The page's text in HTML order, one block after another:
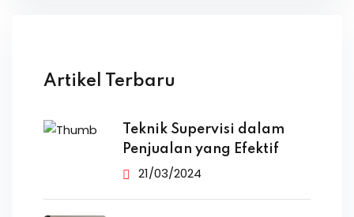
Artikel Terbaru
Teknik Supervisi dalam
Penjualan yang Efektif
21/03/2024